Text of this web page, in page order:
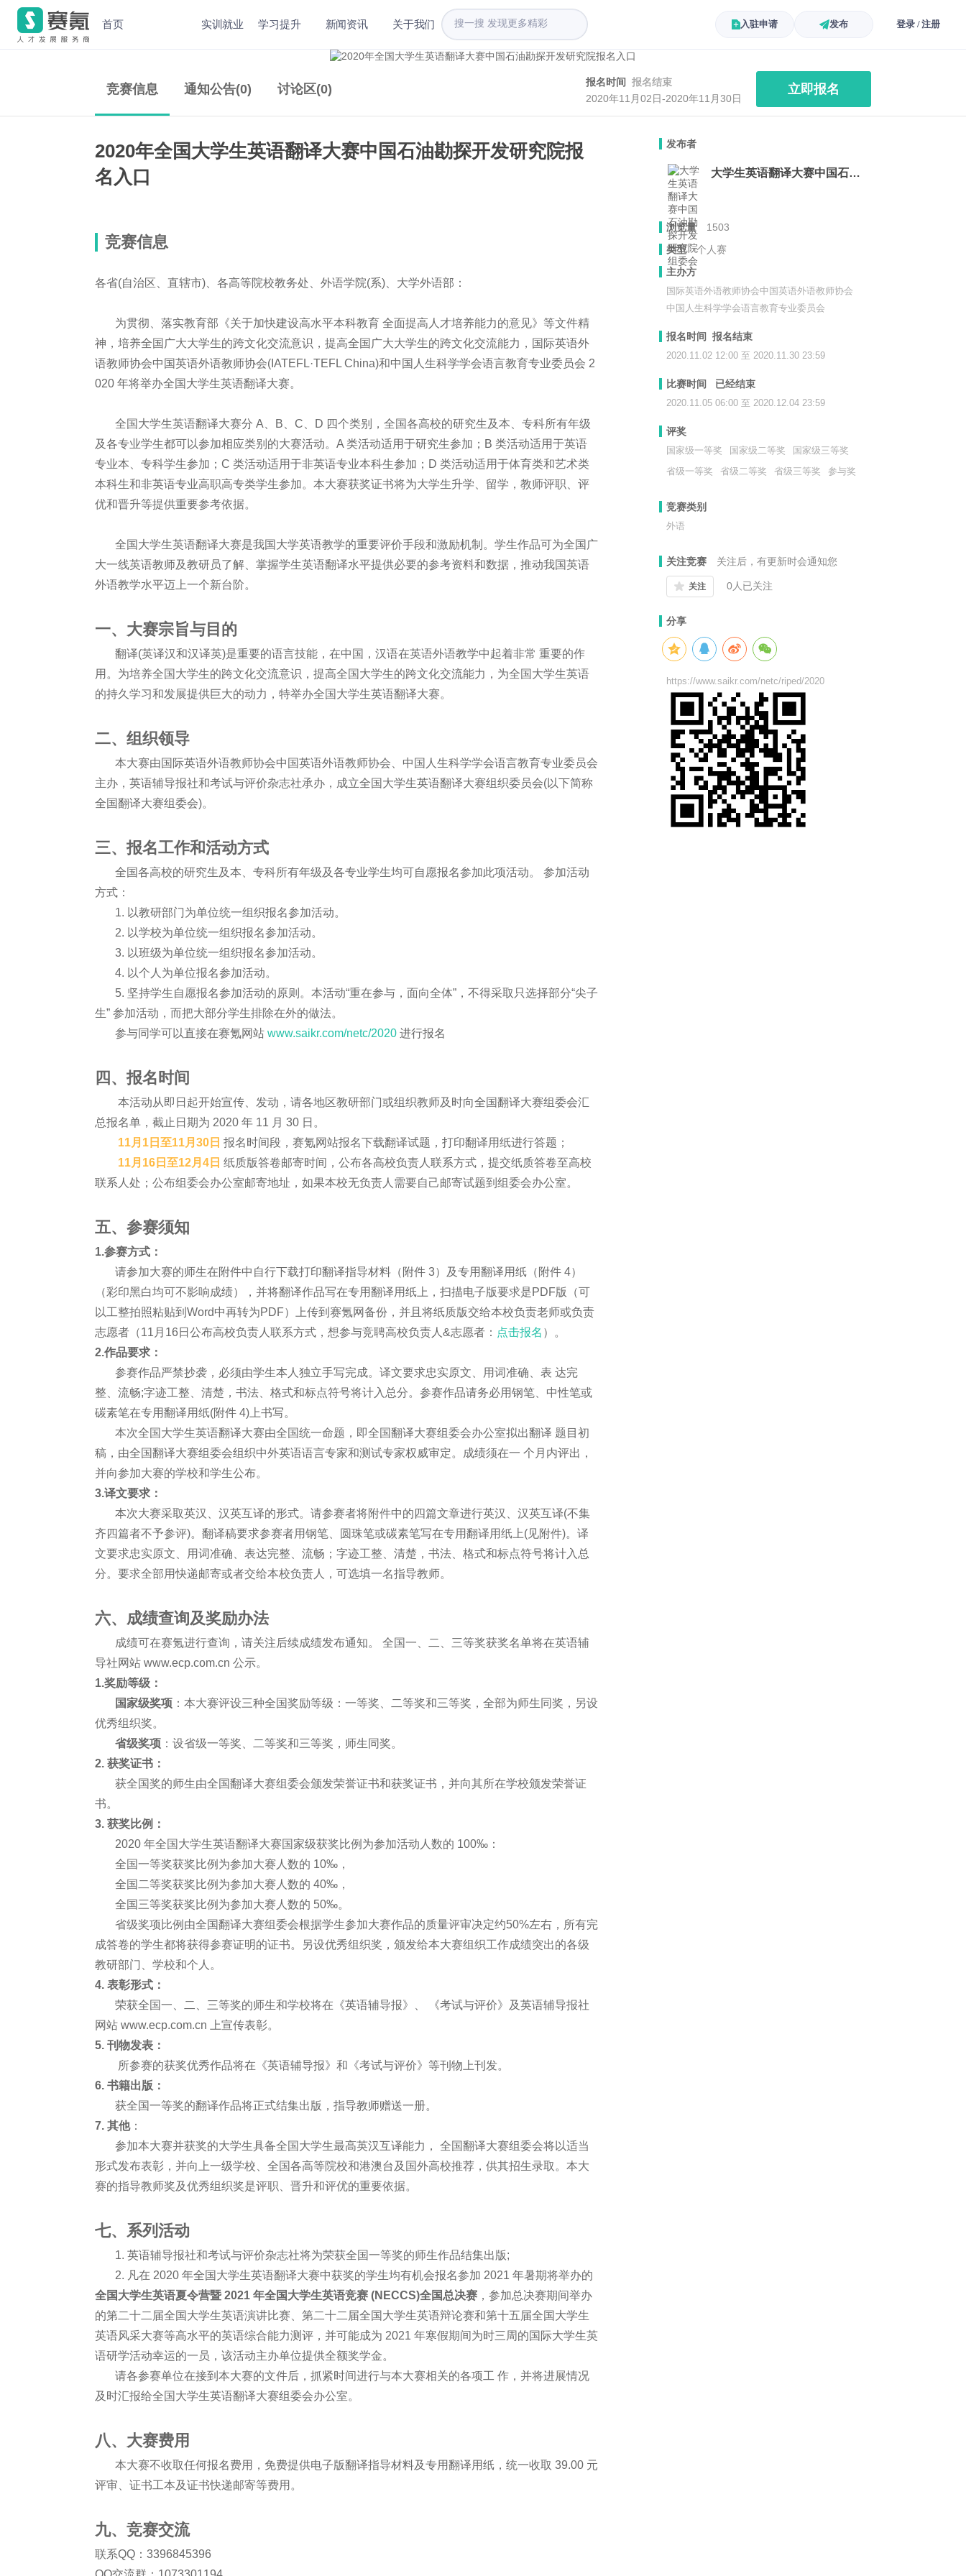
首页 实训就业 学习提升 新闻资讯 关于我们 入驻申请 发布 登录 / 注册
竞赛信息 通知公告(0) 讨论区(0) 报名时间 报名结束
2020年11月02日-2020年11月30日
立即报名
2020年全国大学生英语翻译大赛中国石油勘探开发研究院报
名入口
竞赛信息
各省(自治区、直辖市)、各高等院校教务处、外语学院(系)、大学外语部：
为贯彻、落实教育部《关于加快建设高水平本科教育 全面提高人才培养能力的意见》等文件精
神，培养全国广大大学生的跨文化交流意识，提高全国广大大学生的跨文化交流能力，国际英语外
语教师协会中国英语外语教师协会(IATEFL·TEFL China)和中国人生科学学会语言教育专业委员会 2
020 年将举办全国大学生英语翻译大赛。
全国大学生英语翻译大赛分 A、B、C、D 四个类别，全国各高校的研究生及本、专科所有年级
及各专业学生都可以参加相应类别的大赛活动。A 类活动适用于研究生参加；B 类活动适用于英语
专业本、专科学生参加；C 类活动适用于非英语专业本科生参加；D 类活动适用于体育类和艺术类
本科生和非英语专业高职高专类学生参加。本大赛获奖证书将为大学生升学、留学，教师评职、评
优和晋升等提供重要参考依据。
全国大学生英语翻译大赛是我国大学英语教学的重要评价手段和激励机制。学生作品可为全国广
大一线英语教师及教研员了解、掌握学生英语翻译水平提供必要的参考资料和数据，推动我国英语
外语教学水平迈上一个新台阶。
一、大赛宗旨与目的
翻译(英译汉和汉译英)是重要的语言技能，在中国，汉语在英语外语教学中起着非常 重要的作
用。为培养全国大学生的跨文化交流意识，提高全国大学生的跨文化交流能力，为全国大学生英语
的持久学习和发展提供巨大的动力，特举办全国大学生英语翻译大赛。
二、组织领导
本大赛由国际英语外语教师协会中国英语外语教师协会、中国人生科学学会语言教育专业委员会
主办，英语辅导报社和考试与评价杂志社承办，成立全国大学生英语翻译大赛组织委员会(以下简称
全国翻译大赛组委会)。
三、报名工作和活动方式
全国各高校的研究生及本、专科所有年级及各专业学生均可自愿报名参加此项活动。 参加活动
方式：
1. 以教研部门为单位统一组织报名参加活动。
2. 以学校为单位统一组织报名参加活动。
3. 以班级为单位统一组织报名参加活动。
4. 以个人为单位报名参加活动。
5. 坚持学生自愿报名参加活动的原则。本活动“重在参与，面向全体”，不得采取只选择部分“尖子
生” 参加活动，而把大部分学生排除在外的做法。
参与同学可以直接在赛氪网站 www.saikr.com/netc/2020 进行报名
四、报名时间
本活动从即日起开始宣传、发动，请各地区教研部门或组织教师及时向全国翻译大赛组委会汇
总报名单，截止日期为 2020 年 11 月 30 日。
11月1日至11月30日 报名时间段，赛氪网站报名下载翻译试题，打印翻译用纸进行答题；
11月16日至12月4日 纸质版答卷邮寄时间，公布各高校负责人联系方式，提交纸质答卷至高校
联系人处；公布组委会办公室邮寄地址，如果本校无负责人需要自己邮寄试题到组委会办公室。
五、参赛须知
1.参赛方式：
请参加大赛的师生在附件中自行下载打印翻译指导材料（附件 3）及专用翻译用纸（附件 4）
（彩印黑白均可不影响成绩），并将翻译作品写在专用翻译用纸上，扫描电子版要求是PDF版（可
以工整拍照粘贴到Word中再转为PDF）上传到赛氪网备份，并且将纸质版交给本校负责老师或负责
志愿者（11月16日公布高校负责人联系方式，想参与竞聘高校负责人&志愿者： 点击报名 ）。
2.作品要求：
参赛作品严禁抄袭，必须由学生本人独立手写完成。译文要求忠实原文、用词准确、表 达完
整、流畅;字迹工整、清楚，书法、格式和标点符号将计入总分。参赛作品请务必用钢笔、中性笔或
碳素笔在专用翻译用纸(附件 4)上书写。
本次全国大学生英语翻译大赛由全国统一命题，即全国翻译大赛组委会办公室拟出翻译 题目初
稿，由全国翻译大赛组委会组织中外英语语言专家和测试专家权威审定。成绩须在一 个月内评出，
并向参加大赛的学校和学生公布。
3.译文要求：
本次大赛采取英汉、汉英互译的形式。请参赛者将附件中的四篇文章进行英汉、汉英互译(不集
齐四篇者不予参评)。翻译稿要求参赛者用钢笔、圆珠笔或碳素笔写在专用翻译用纸上(见附件)。译
文要求忠实原文、用词准确、表达完整、流畅；字迹工整、清楚，书法、格式和标点符号将计入总
分。要求全部用快递邮寄或者交给本校负责人，可选填一名指导教师。
六、成绩查询及奖励办法
成绩可在赛氪进行查询，请关注后续成绩发布通知。 全国一、二、三等奖获奖名单将在英语辅
导社网站 www.ecp.com.cn 公示。
1.奖励等级：
国家级奖项 ：本大赛评设三种全国奖励等级：一等奖、二等奖和三等奖，全部为师生同奖，另设
优秀组织奖。
省级奖项 ：设省级一等奖、二等奖和三等奖，师生同奖。
2. 获奖证书：
获全国奖的师生由全国翻译大赛组委会颁发荣誉证书和获奖证书，并向其所在学校颁发荣誉证
书。
3. 获奖比例：
2020 年全国大学生英语翻译大赛国家级获奖比例为参加活动人数的 100‰：
全国一等奖获奖比例为参加大赛人数的 10‰，
全国二等奖获奖比例为参加大赛人数的 40‰，
全国三等奖获奖比例为参加大赛人数的 50‰。
省级奖项比例由全国翻译大赛组委会根据学生参加大赛作品的质量评审决定约50%左右，所有完
成答卷的学生都将获得参赛证明的证书。另设优秀组织奖，颁发给本大赛组织工作成绩突出的各级
教研部门、学校和个人。
4. 表彰形式：
荣获全国一、二、三等奖的师生和学校将在《英语辅导报》、 《考试与评价》及英语辅导报社
网站 www.ecp.com.cn 上宣传表彰。
5. 刊物发表：
所参赛的获奖优秀作品将在《英语辅导报》和《考试与评价》等刊物上刊发。
6. 书籍出版：
获全国一等奖的翻译作品将正式结集出版，指导教师赠送一册。
7. 其他：
参加本大赛并获奖的大学生具备全国大学生最高英汉互译能力， 全国翻译大赛组委会将以适当
形式发布表彰，并向上一级学校、全国各高等院校和港澳台及国外高校推荐，供其招生录取。本大
赛的指导教师奖及优秀组织奖是评职、晋升和评优的重要依据。
七、系列活动
1. 英语辅导报社和考试与评价杂志社将为荣获全国一等奖的师生作品结集出版;
2. 凡在 2020 年全国大学生英语翻译大赛中获奖的学生均有机会报名参加 2021 年暑期将举办的
全国大学生英语夏令营暨 2021 年全国大学生英语竞赛 (NECCS)全国总决赛 ，参加总决赛期间举办
的第二十二届全国大学生英语演讲比赛、第二十二届全国大学生英语辩论赛和第十五届全国大学生
英语风采大赛等高水平的英语综合能力测评，并可能成为 2021 年寒假期间为时三周的国际大学生英
语研学活动幸运的一员，该活动主办单位提供全额奖学金。
请各参赛单位在接到本大赛的文件后，抓紧时间进行与本大赛相关的各项工 作，并将进展情况
及时汇报给全国大学生英语翻译大赛组委会办公室。
八、大赛费用
本大赛不收取任何报名费用，免费提供电子版翻译指导材料及专用翻译用纸，统一收取 39.00 元
评审、证书工本及证书快递邮寄等费用。
九、竞赛交流
联系QQ：3396845396
发布者
大学生英语翻译大赛中国石油勘探开发研究院组委会
浏览量
1503
类型
个人赛
主办方
国际英语外语教师协会中国英语外语教师协会
中国人生科学学会语言教育专业委员会
报名时间 报名结束
2020.11.02 12:00 至 2020.11.30 23:59
比赛时间 已经结束
2020.11.05 06:00 至 2020.12.04 23:59
评奖
国家级一等奖 国家级二等奖
国家级三等奖
省级一等奖
省级二等奖 省级三等奖 参与奖
竞赛类别
外语
关注竞赛 关注后，有更新时会通知您
关注 0人已关注
分享
https://www.saikr.com/netc/riped/2020